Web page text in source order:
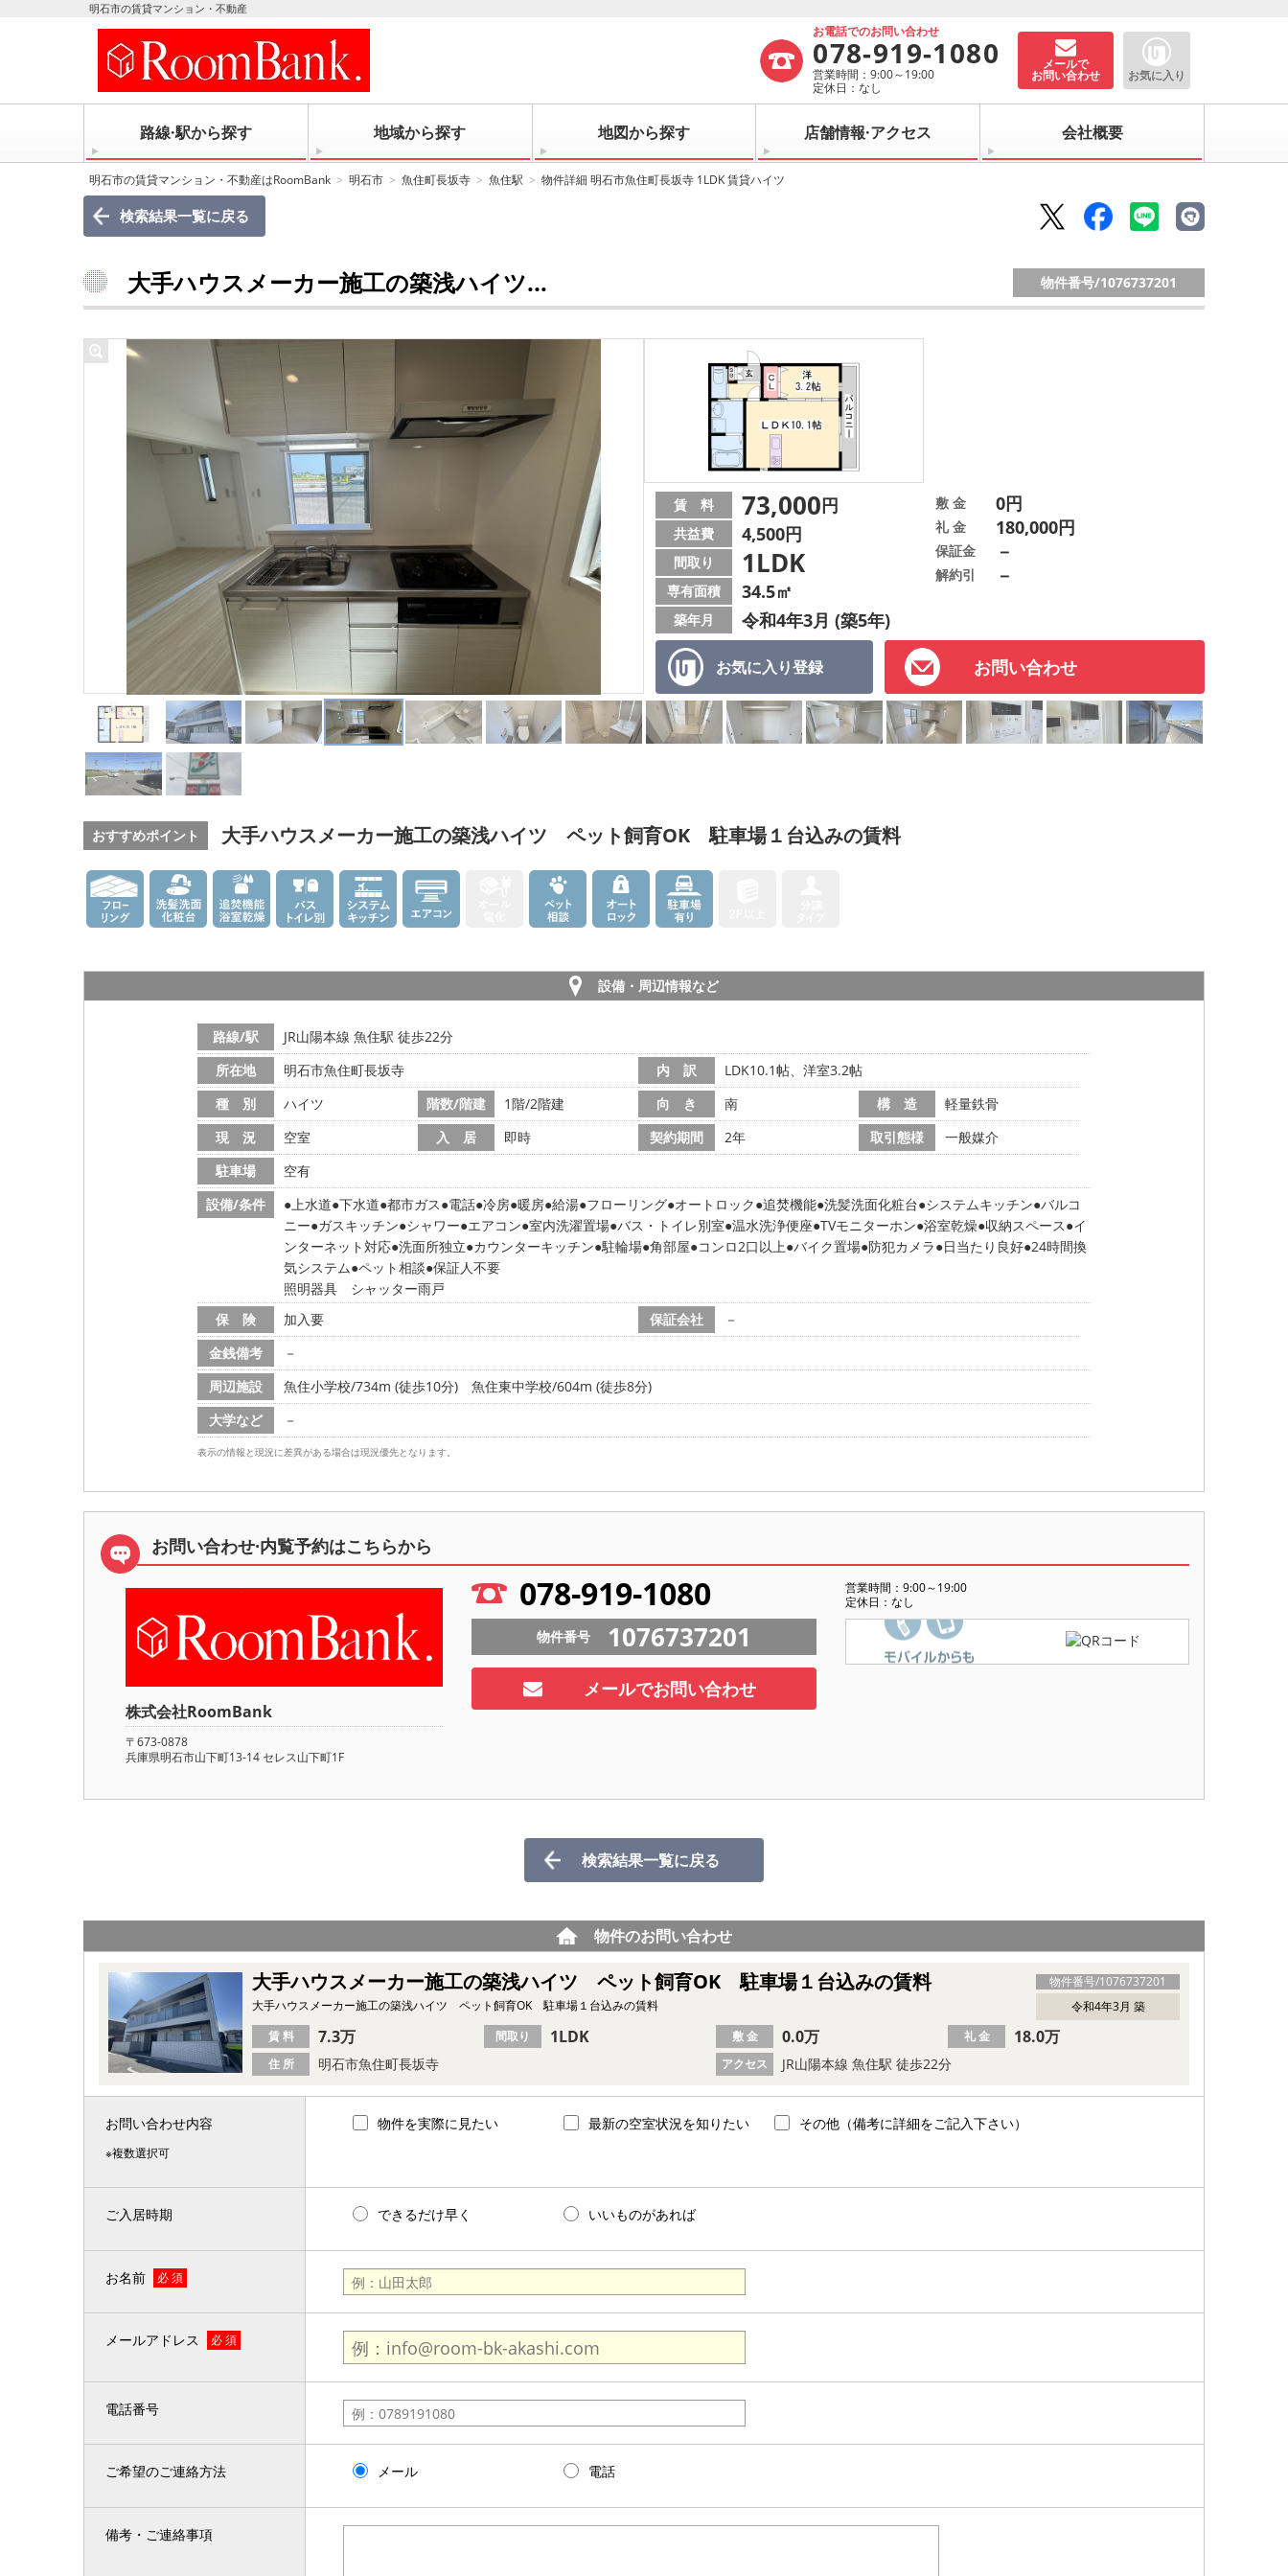
明石市の賃貸マンション・不動産
お電話でのお問い合わせ
078-919-1080
営業時間：9:00～19:00
定休日：なし
メールで
お問い合わせ お気に入り
路線·駅から探す 地域から探す 地図から探す 店舗情報·アクセス 会社概要
明石市の賃貸マンション・不動産はRoomBank 明石市 魚住町長坂寺 魚住駅 物件詳細 明石市魚住町長坂寺 1LDK 賃貸ハイツ
検索結果一覧に戻る
大手ハウスメーカー施工の築浅ハイツ... 物件番号/1076737201
お気に入り登録 お問い合わせ
賃 料 73,000円
共益費 4,500円
間取り 1LDK
専有面積 34.5㎡
築年月 令和4年3月 (築5年)
敷 金 0円
礼 金 180,000円
保証金 －
解約引 －
おすすめポイント 大手ハウスメーカー施工の築浅ハイツ ペット飼育OK 駐車場１台込みの賃料
設備・周辺情報など
路線/駅
JR山陽本線 魚住駅 徒歩22分
所在地
明石市魚住町長坂寺 内 訳
LDK10.1帖、洋室3.2帖
種 別
ハイツ 階数/階建 1階/2階建 向 き 南 構 造
軽量鉄骨
現 況
空室 入 居 即時 契約期間 2年 取引態様
一般媒介
駐車場
空有
設備/条件
上水道 下水道 都市ガス 電話 冷房 暖房 給湯 フローリング オートロック 追焚機能 洗髪洗面化粧台 システムキッチン バルコ
ニー ガスキッチン シャワー エアコン 室内洗濯置場 バス・トイレ別室 温水洗浄便座 TVモニターホン 浴室乾燥 収納スペース イ
ンターネット対応 洗面所独立 カウンターキッチン 駐輪場 角部屋 コンロ2口以上 バイク置場 防犯カメラ 日当たり良好 24時間換
気システム ペット相談 保証人不要
照明器具 シャッター雨戸
保 険
加入要 保証会社
－
金銭備考
－
周辺施設
魚住小学校/734m (徒歩10分)
魚住東中学校/604m (徒歩8分)
大学など
－
表示の情報と現況に差異がある場合は現況優先となります。
お問い合わせ·内覧予約はこちらから
株式会社RoomBank
〒673-0878
兵庫県明石市山下町13-14 セレス山下町1F
078-919-1080
営業時間：9:00～19:00
定休日：なし
物件番号 1076737201
メールでお問い合わせ
検索結果一覧に戻る
物件のお問い合わせ
物件番号/1076737201
大手ハウスメーカー施工の築浅ハイツ ペット飼育OK 駐車場１台込みの賃料
令和4年3月 築
大手ハウスメーカー施工の築浅ハイツ ペット飼育OK 駐車場１台込みの賃料
住 所 明石市魚住町長坂寺 アクセス JR山陽本線 魚住駅 徒歩22分
賃 料 7.3万 間取り 1LDK 敷 金 0.0万 礼 金 18.0万
お問い合わせ内容
※複数選択可
物件を実際に見たい 最新の空室状況を知りたい その他（備考に詳細をご記入下さい）
ご入居時期 できるだけ早く いいものがあれば
お名前 必 須
メールアドレス 必 須
電話番号
ご希望のご連絡方法 メール 電話
備考・ご連絡事項